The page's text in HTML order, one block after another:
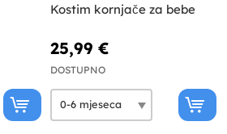
Kostim kornjače za bebe
25,99 €
DOSTUPNO